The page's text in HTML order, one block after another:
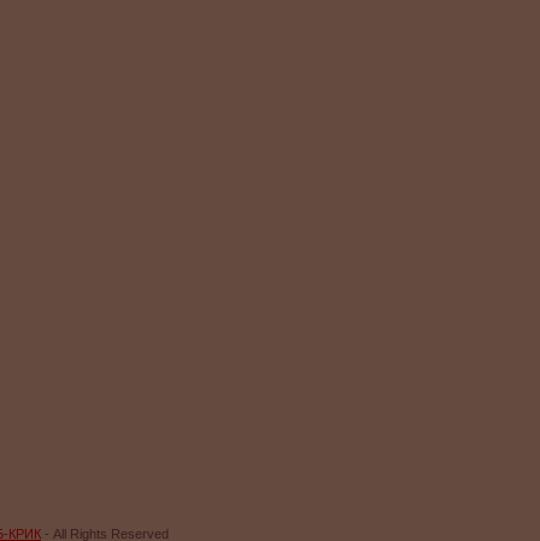
КРИК - All Rights Reserved